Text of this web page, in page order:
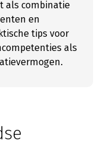
als combinatie
en
tips voor
als